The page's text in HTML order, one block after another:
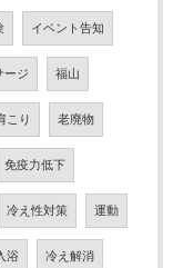
イベント告知
ージ 福山
こり 老廃物
免疫力低下
冷え性対策 運動
浴 冷え解消